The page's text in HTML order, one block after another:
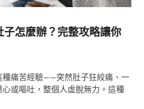
子怎麼辦？完整攻略讓你
種痛苦經驗——突然肚子狂絞痛、一
或嘔吐，整個人虛脫無力。這種